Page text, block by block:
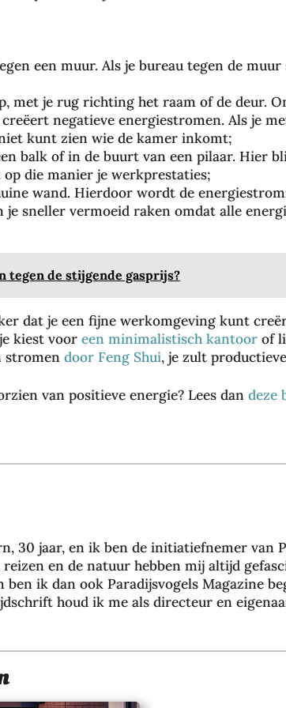
een muur. Als je bureau tegen de
met je rug richting het raam of de deur.
negatieve energiestromen. Als je
kunt zien wie de kamer inkomt;
balk of in de buurt van een pilaar. Hier
die manier je werkprestaties;
wand. Hierdoor wordt de
sneller vermoeid raken omdat alle
tegen de stijgende gasprijs?
dat je een fijne werkomgeving kunt
kiest voor een minimalistisch kantoor of
stromen door Feng Shui, je zult
van positieve energie? Lees dan deze
30 jaar, en ik ben de initiatiefnemer van
en de natuur hebben mij altijd
ben ik dan ook Paradijsvogels Magazine
houd ik me als directeur en
35+ collega’s, dagelijks bezig met het
200 verschillende klanten. Hier richten wij
lange termijn resultaat te halen via
mijn passie voor online marketing,
Da
tte
rd
am
:
zo
je
op
jou
w
te
mp
28
Wa
t je
ps
n
ze
gg
en
jou